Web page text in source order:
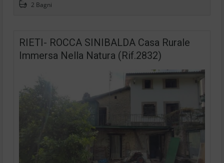
2 Bagni
RIETI- ROCCA SINIBALDA Casa Rurale
Immersa Nella Natura (Rif.2832)